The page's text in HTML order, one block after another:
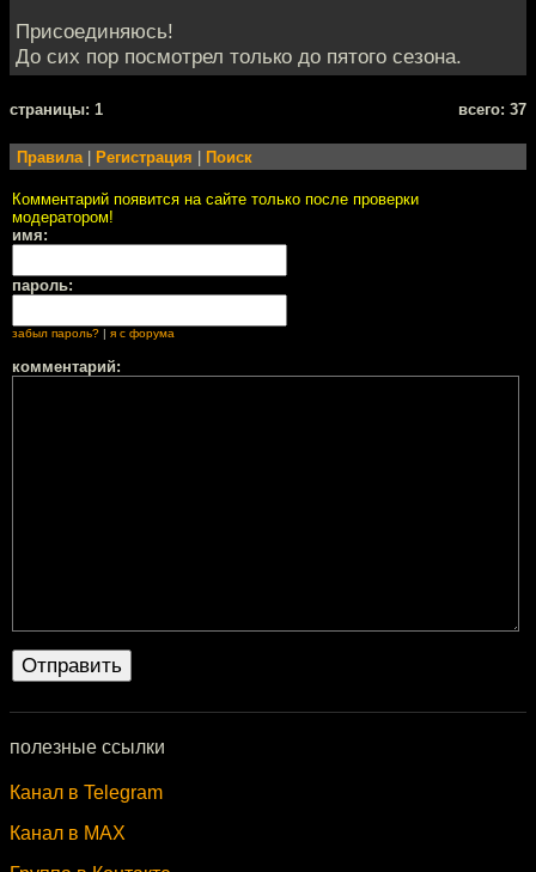
Присоединяюсь!
До сих пор посмотрел только до пятого сезона.
cтраницы: 1 всего: 37
Правила| Регистрация Поиск
Комментарий появится на сайте только после проверки
модератором!
имя:
пароль:
забыл пароль? | я с форума
комментарий:
полезные ссылки
Канал в Telegram
Канал в MAX